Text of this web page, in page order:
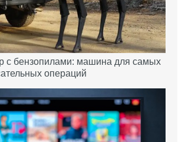
с бензопилами: машина для самых
операций